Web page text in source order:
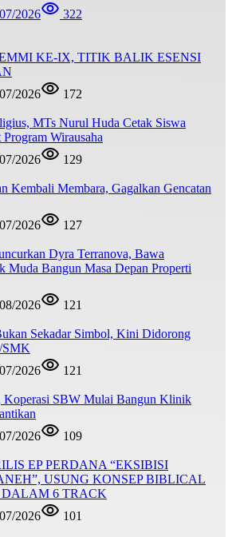
2026 322
KE-IX, TITIK BALIK ESENSI
2026
172
MTs Nurul Huda Cetak Siswa
Wirausaha
2026
129
Kembali Membara, Gagalkan Gencatan
2026
127
Dyra Terranova, Bawa
Muda Bangun Masa Depan Properti
2026
121
Sekadar Simbol, Kini Didorong
SMK
2026
121
Koperasi SBW Mulai Bangun Klinik
2026
109
EP PERDANA “EKSIBISI
USUNG KONSEP BIBLICAL
DALAM 6 TRACK
2026 101